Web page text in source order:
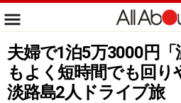
夫婦で1泊5万3000円
もよく短時間でも回
淡路島2人ドライブ旅